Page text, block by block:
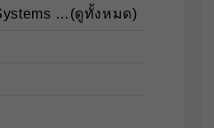
…(ดูทั้งหมด)